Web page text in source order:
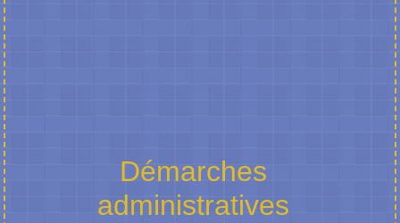
Démarches
administratives